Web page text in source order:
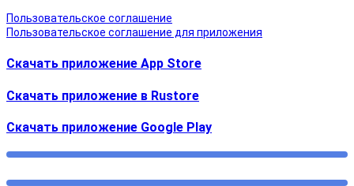
Пользовательское соглашение
Пользовательское соглашение для приложения
Скачать приложение App Store
Скачать приложение в Rustore
Cкачать приложение Google Play